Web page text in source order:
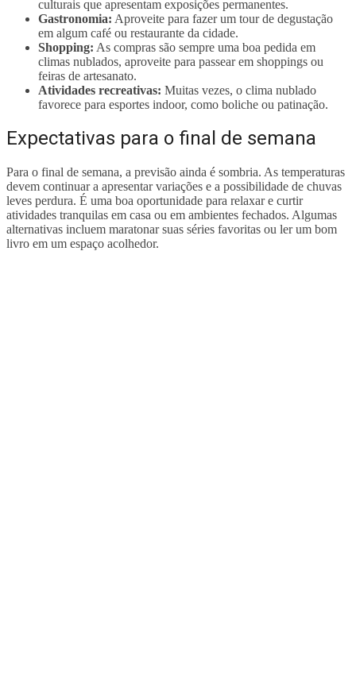
culturais que apresentam exposições permanentes.
Gastronomia: Aproveite para fazer um tour de degustação
em algum café ou restaurante da cidade.
Shopping: As compras são sempre uma boa pedida em
climas nublados, aproveite para passear em shoppings ou
feiras de artesanato.
Atividades recreativas: Muitas vezes, o clima nublado
favorece para esportes indoor, como boliche ou patinação.
Expectativas para o final de semana
Para o final de semana, a previsão ainda é sombria. As temperaturas
devem continuar a apresentar variações e a possibilidade de chuvas
leves perdura. É uma boa oportunidade para relaxar e curtir
atividades tranquilas em casa ou em ambientes fechados. Algumas
alternativas incluem maratonar suas séries favoritas ou ler um bom
livro em um espaço acolhedor.